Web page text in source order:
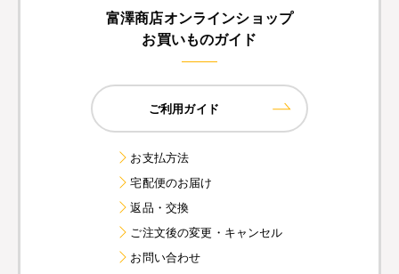
富澤商店オンラインショップ
お買いものガイド
ご利用ガイド
お支払方法
宅配便のお届け
返品・交換
ご注文後の変更・キャンセル
お問い合わせ